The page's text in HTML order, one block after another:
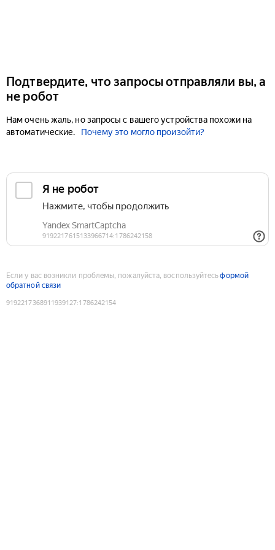
Подтвердите, что запросы отправляли вы, а
не робот
Нам очень жаль, но запросы с вашего устройства похожи на
автоматические.
Почему это могло произойти?
Если у вас возникли проблемы, пожалуйста, воспользуйтесьформой
обратной связи
9192217368911939127:1786242154